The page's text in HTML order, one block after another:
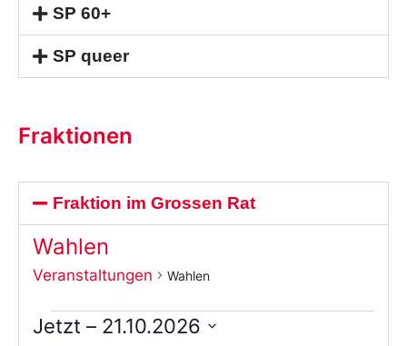
SP 60+
SP queer
Fraktionen
Fraktion im Grossen Rat
Wahlen
Veranstaltungen Wahlen
Jetzt – 21.10.2026